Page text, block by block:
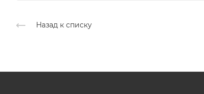
Назад к списку